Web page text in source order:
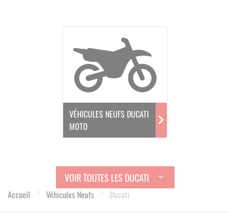
VÉHICULES NEUFS DUCATI
MOTO
VOIR TOUTES LES DUCATI
Accueil Véhicules Neufs Ducati